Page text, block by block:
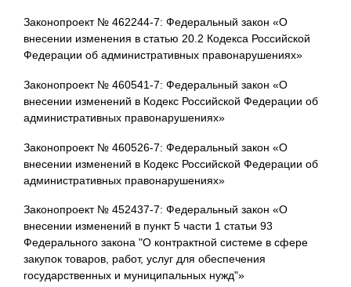
Законопроект № 462244-7: Федеральный закон «О
внесении изменения в статью 20.2 Кодекса Российской
Федерации об административных правонарушениях»
Законопроект № 460541-7: Федеральный закон «О
внесении изменений в Кодекс Российской Федерации об
административных правонарушениях»
Законопроект № 460526-7: Федеральный закон «О
внесении изменений в Кодекс Российской Федерации об
административных правонарушениях»
Законопроект № 452437-7: Федеральный закон «О
внесении изменений в пункт 5 части 1 статьи 93
Федерального закона "О контрактной системе в сфере
закупок товаров, работ, услуг для обеспечения
государственных и муниципальных нужд"»